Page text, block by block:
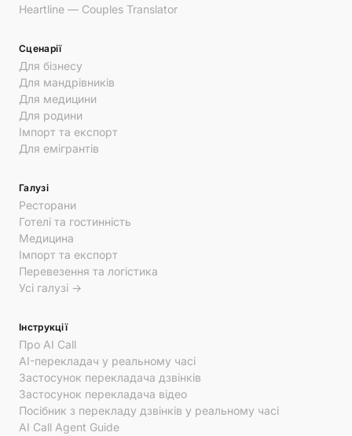
Heartline — Couples Translator
Сценарії
Для бізнесу
Для мандрівників
Для медицини
Для родини
Імпорт та експорт
Для емігрантів
Галузі
Ресторани
Готелі та гостинність
Медицина
Імпорт та експорт
Перевезення та логістика
Усі галузі →
Інструкції
Про AI Call
AI-перекладач у реальному часі
Застосунок перекладача дзвінків
Застосунок перекладача відео
Посібник з перекладу дзвінків у реальному часі
AI Call Agent Guide